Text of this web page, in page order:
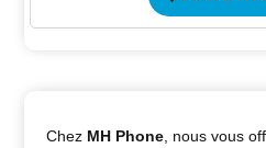
Chez MH Phone , nous vous